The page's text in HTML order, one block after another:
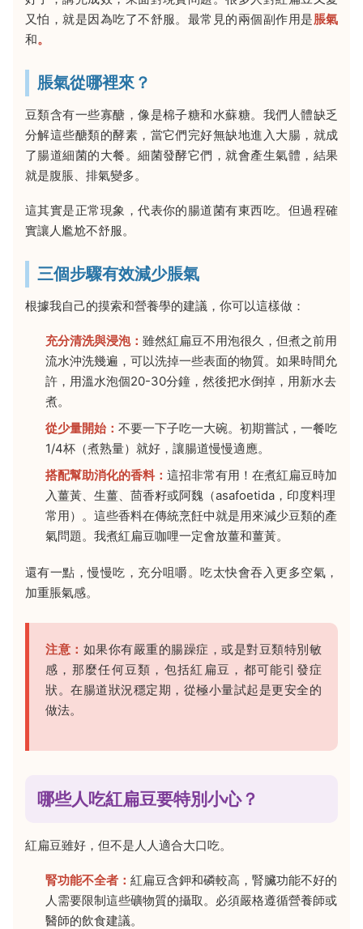
又怕，就是因為吃了不舒服。最常見的兩個副作用是脹氣
和。
脹氣從哪裡來？
豆類含有一些寡醣，像是棉子糖和水蘇糖。我們人體缺乏
分解這些醣類的酵素，當它們完好無缺地進入大腸，就成
了腸道細菌的大餐。細菌發酵它們，就會產生氣體，結果
就是腹脹、排氣變多。
這其實是正常現象，代表你的腸道菌有東西吃。但過程確
實讓人尷尬不舒服。
三個步驟有效減少脹氣
根據我自己的摸索和營養學的建議，你可以這樣做：
充分清洗與浸泡： 雖然紅扁豆不用泡很久，但煮之前用
流水沖洗幾遍，可以洗掉一些表面的物質。如果時間允
許，用溫水泡個20-30分鐘，然後把水倒掉，用新水去
煮。
從少量開始： 不要一下子吃一大碗。初期嘗試，一餐吃
1/4杯（煮熟量）就好，讓腸道慢慢適應。
搭配幫助消化的香料： 這招非常有用！在煮紅扁豆時加
入薑黃、生薑、茴香籽或阿魏（asafoetida，印度料理
常用）。這些香料在傳統烹飪中就是用來減少豆類的產
氣問題。我煮紅扁豆咖哩一定會放薑和薑黃。
還有一點，慢慢吃，充分咀嚼。吃太快會吞入更多空氣，
加重脹氣感。
注意： 如果你有嚴重的腸躁症，或是對豆類特別敏
感，那麼任何豆類，包括紅扁豆，都可能引發症
狀。在腸道狀況穩定期，從極小量試起是更安全的
做法。
哪些人吃紅扁豆要特別小心？
紅扁豆雖好，但不是人人適合大口吃。
腎功能不全者： 紅扁豆含鉀和磷較高，腎臟功能不好的
人需要限制這些礦物質的攝取。必須嚴格遵循營養師或
醫師的飲食建議。